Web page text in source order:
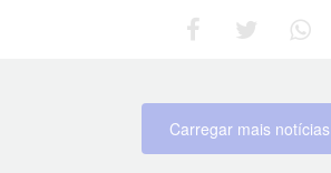
Carregar mais notícias